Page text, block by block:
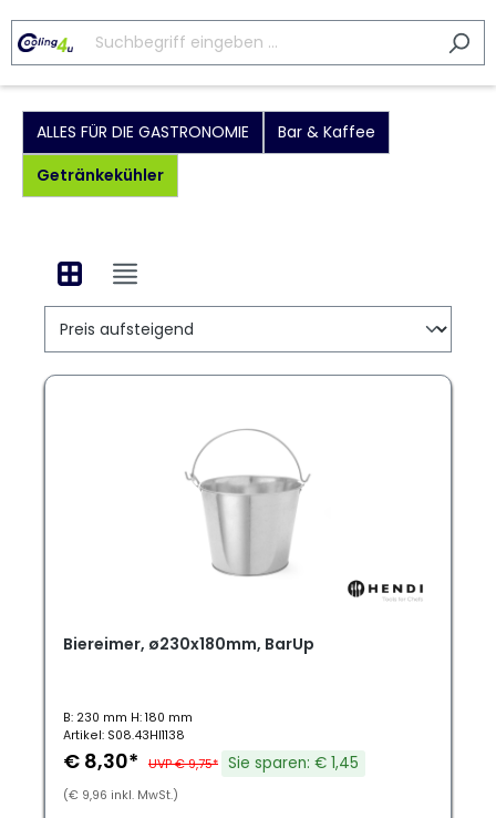
ALLES FÜR DIE GASTRONOMIE
Bar & Kaffee
Getränkekühler
Biereimer, ø230x180mm, BarUp
B: 230 mm H: 180 mm
Artikel: S08.43HI1138
€ 8,30* UVP € 9,75* Sie sparen: € 1,45
(€ 9,96 inkl. MwSt.)